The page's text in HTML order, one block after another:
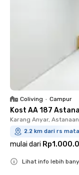
Coliving • Campur
Kost AA 187
Karang Anyar,
2.2 km dari rs
mulai dari
Lihat info lebih